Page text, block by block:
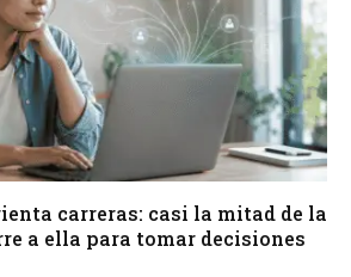
carreras: casi la mitad de la
a ella para tomar decisiones